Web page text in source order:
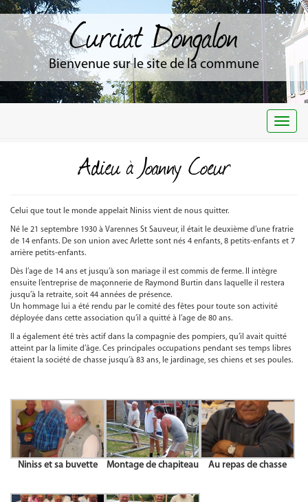
Curciat Dongalon
Bienvenue sur le site de la commune
Adieu à Joanny Coeur
Celui que tout le monde appelait Niniss vient de nous quitter.
Né le 21 septembre 1930 à Varennes St Sauveur, il était le deuxième d’une fratrie
de 14 enfants. De son union avec Arlette sont nés 4 enfants, 8 petits-enfants et 7
arrière petits-enfants.
Dès l’age de 14 ans et jusqu’à son mariage il est commis de ferme. Il intègre
ensuite l’entreprise de maçonnerie de Raymond Burtin dans laquelle il restera
jusqu’à la retraite, soit 44 années de présence.
Un hommage lui a été rendu par le comité des fêtes pour toute son activité
déployée dans cette association qu’il a quitté à l’age de 80 ans.
Il a également été très actif dans la compagnie des pompiers, qu’il avait quitté
atteint par la limite d’âge. Ces principales occupations pendant ses temps libres
étaient la société de chasse jusqu’à 83 ans, le jardinage, ses chiens et ses poules.
Niniss et sa buvette Montage de chapiteau Au repas de chasse